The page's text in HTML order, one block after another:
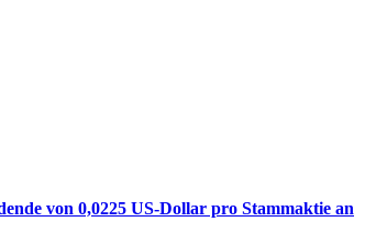
von 0,0225 US-Dollar pro Stammaktie an